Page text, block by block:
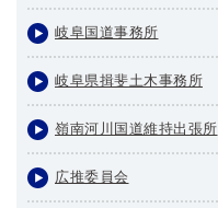
岐阜国道事務所
岐阜県揖斐土木事務所
嶺南河川国道維持出張所
広推委員会